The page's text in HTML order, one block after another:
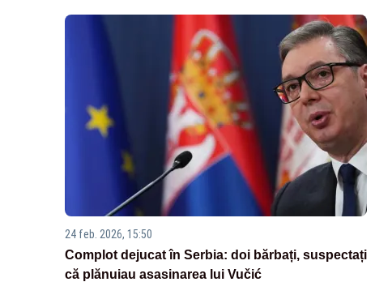
24 feb. 2026, 15:50
Complot dejucat în Serbia: doi bărbați, suspectați
că plănuiau asasinarea lui Vučić